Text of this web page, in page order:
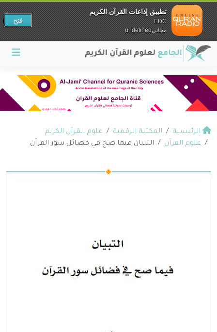
الرئيسية المكتبة الرقمية
علوم القرآن الكريم
علوم القرآن
التبيان فيما صح في فضائل سور القرآن
تطبيق إذاعات القرآن الكريم
EDC
مجانيundefined
فتح